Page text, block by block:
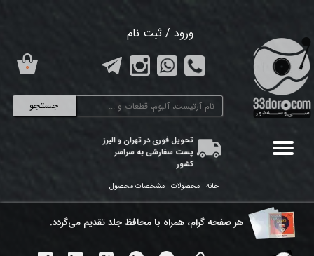
جستجو
ورود / ثبت نام
تغییر گذر واژه
سفارشات
تحویل فوری در تهران و البرز
پست سفارشی به سراسر
کشور
۰
خانه | محصولات | مشخصات محصول
هر ​صفحه گرام، همراه با محافظ جلد تقدیم می‌گردد.